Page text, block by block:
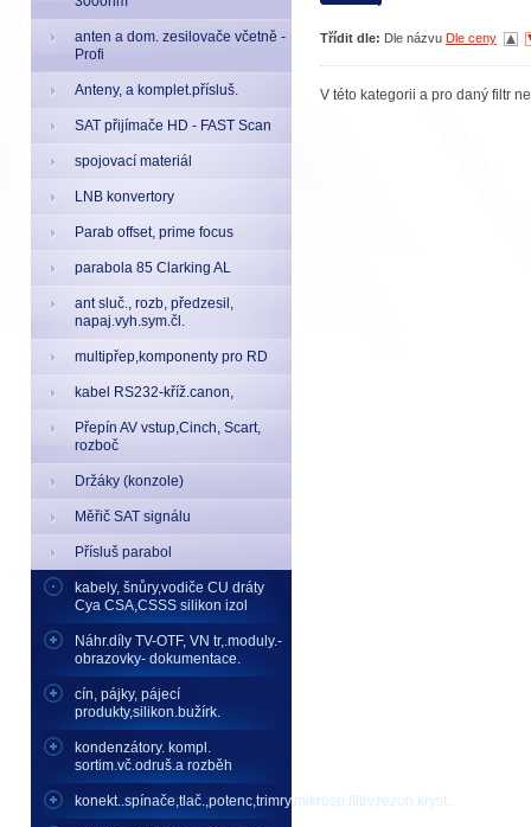
anten a dom. zesilovače včetně -
Profi
Anteny, a komplet.přísluš.
SAT přijímače HD - FAST Scan
spojovací materiál
LNB konvertory
Parab offset, prime focus
parabola 85 Clarking AL
ant sluč., rozb, předzesil,
napaj.vyh.sym.čl.
multipřep,komponenty pro RD
kabel RS232-kříž.canon,
Přepín AV vstup,Cinch, Scart,
rozboč
Držáky (konzole)
Měřič SAT signálu
Přísluš parabol
kabely, šnůry,vodiče CU dráty
Cya CSA,CSSS silikon izol
Náhr.díly TV-OTF, VN tr,.moduly.-
obrazovky- dokumentace.
cín, pájky, pájecí
produkty,silikon.bužírk.
kondenzátory. kompl.
sortim.vč.odruš.a rozběh
konekt..spínače,tlač.,potenc,trimry,mikrosp,filtry,rezon.kryst..
Třídit dle: Dle názvu Dle ceny
V této kategorii a pro daný filtr